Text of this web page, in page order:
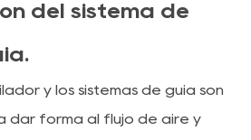
del sistema de
y los sistemas de guía son
dar forma al flujo de aire y